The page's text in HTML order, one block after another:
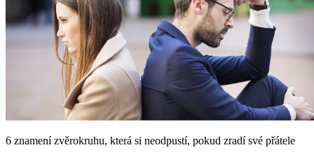
6 znamení zvěrokruhu, která si neodpustí, pokud zradí své přátele